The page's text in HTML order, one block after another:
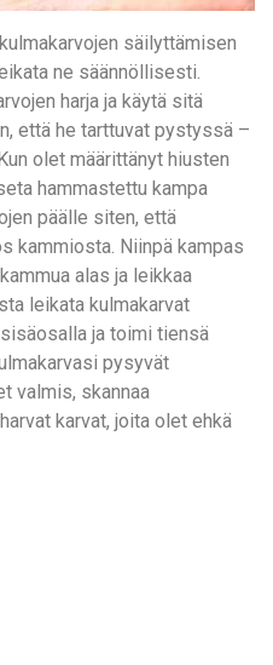
säilyttämisen
ne säännöllisesti.
harja ja käytä sitä
että he tarttuvat pystyssä –
olet määrittänyt hiusten
hammastettu kampa
päälle siten, että
kammiosta. Niinpä kampas
alas ja leikkaa
leikata kulmakarvat
ja toimi tiensä
pysyvät
valmis, skannaa
karvat, joita olet ehkä